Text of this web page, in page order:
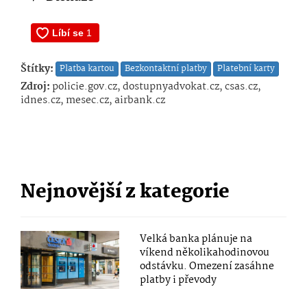
Štítky: Platba kartou Bezkontaktní platby Platební karty
Zdroj: policie.gov.cz, dostupnyadvokat.cz, csas.cz,
idnes.cz, mesec.cz, airbank.cz
Nejnovější z kategorie
Velká banka plánuje na
víkend několikahodinovou
odstávku. Omezení zasáhne
platby i převody